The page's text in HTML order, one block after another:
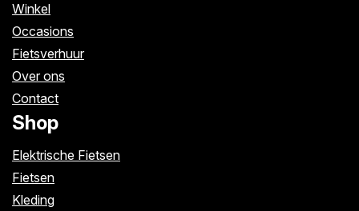
Winkel
Occasions
Fietsverhuur
Over ons
Contact
Shop
Elektrische Fietsen
Fietsen
Kleding